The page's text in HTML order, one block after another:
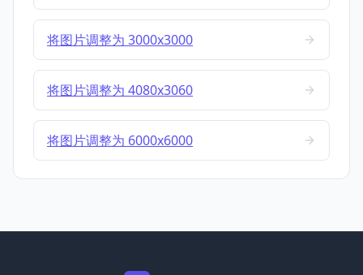
将图片调整为 3000x3000
将图片调整为 4080x3060
将图片调整为 6000x6000